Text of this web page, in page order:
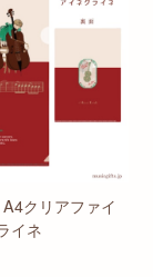
クリアファイ
イネ